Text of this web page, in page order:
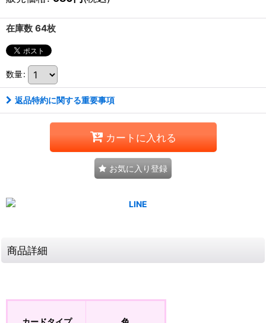
在庫数 64枚
数量:
返品特約に関する重要事項
カートに入れる
お気に入り登録
商品詳細